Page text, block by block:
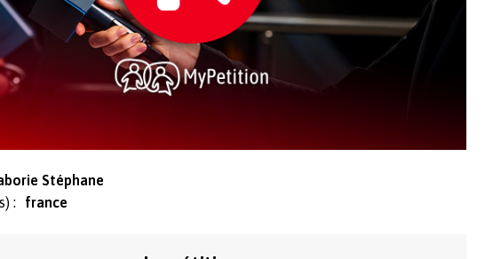
Stéphane
:
france